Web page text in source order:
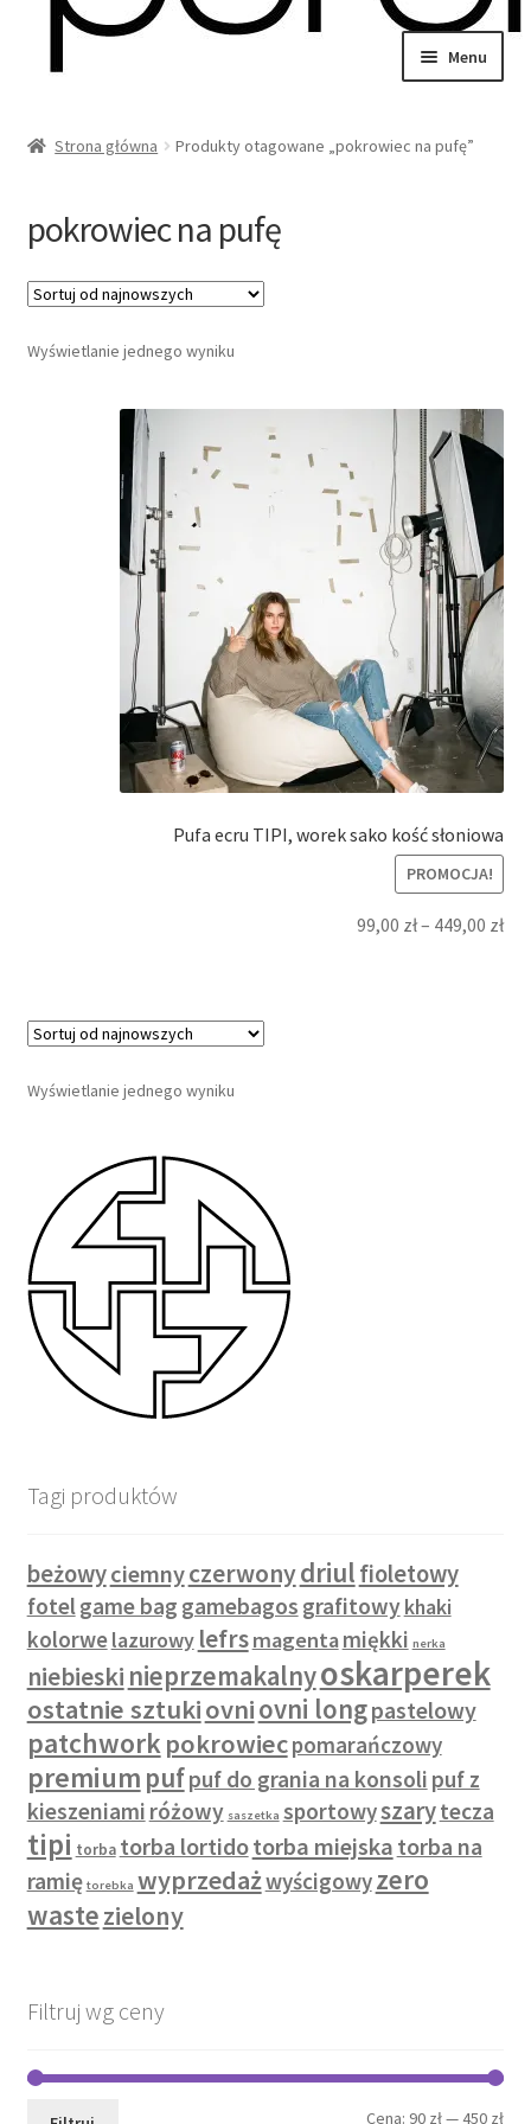
Menu
Strona główna Produkty otagowane „pokrowiec na pufę”
pokrowiec na pufę
Wyświetlanie jednego wyniku
Pufa ecru TIPI, worek sako kość słoniowa
PROMOCJA!
99,00 zł– 449,00 zł
Wyświetlanie jednego wyniku
Tagi produktów
beżowyciemnyczerwonydriulfioletowy
fotelgame bag gamebagos grafitowykhaki
kolorwelazurowy lefrsmagentamiękki nerka
niebieski nieprzemakalnyoskarperek
ostatnie sztukiovniovni longpastelowy
patchworkpokrowiecpomarańczowy
premium pufpuf do grania na konsoli puf z
kieszeniami różowy saszetka sportowyszarytecza
tipi torba torba lortidotorba miejska torba na
ramię torebka wyprzedażwyścigowyzero
wastezielony
Filtruj wg ceny
Cena: 90 zł—450 zł